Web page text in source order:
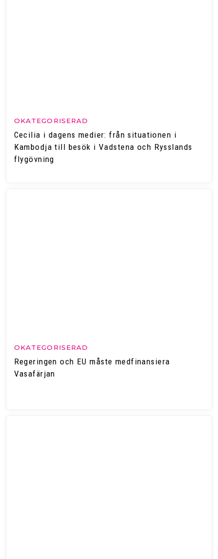
OKATEGORISERAD
Cecilia i dagens medier: från situationen i
Kambodja till besök i Vadstena och Rysslands
flygövning
OKATEGORISERAD
Regeringen och EU måste medfinansiera
Vasafärjan